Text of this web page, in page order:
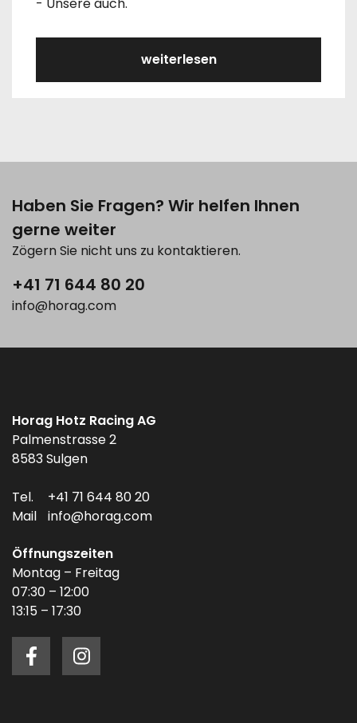
weiterlesen
Haben Sie Fragen? Wir helfen Ihnen
gerne weiter
Zögern Sie nicht uns zu kontaktieren.
+41 71 644 80 20
info@horag.com
Horag Hotz Racing AG
Palmenstrasse 2
8583 Sulgen
Tel.
+41 71 644 80 20
Mail
info@horag.com
Öffnungszeiten
Montag – Freitag
07:30 – 12:00
13:15 – 17:30